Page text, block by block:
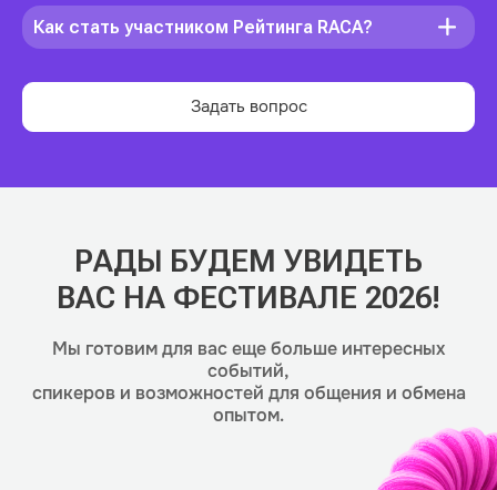
Как стать участником Рейтинга RACA?
Задать вопрос
РАДЫ БУДЕМ УВИДЕТЬ
ВАС НА ФЕСТИВАЛЕ 2026!
Мы готовим для вас еще больше интересных
событий,
спикеров и возможностей для общения и обмена
опытом.